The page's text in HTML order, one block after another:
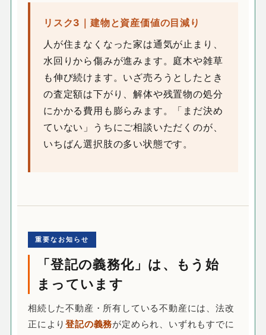
リスク3｜建物と資産価値の目減り
人が住まなくなった家は通気が止まり、
水回りから傷みが進みます。庭木や雑草
も伸び続けます。いざ売ろうとしたとき
の査定額は下がり、解体や残置物の処分
にかかる費用も膨らみます。「まだ決め
ていない」うちにご相談いただくのが、
いちばん選択肢の多い状態です。
重要なお知らせ
「登記の義務化」は、もう始
まっています
相続した不動産・所有している不動産には、法改
正により登記の義務が定められ、いずれもすでに